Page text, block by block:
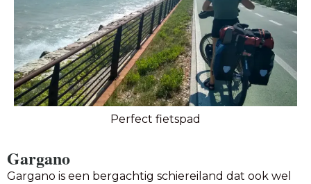
Perfect fietspad
Gargano
Gargano is een bergachtig schiereiland dat ook wel